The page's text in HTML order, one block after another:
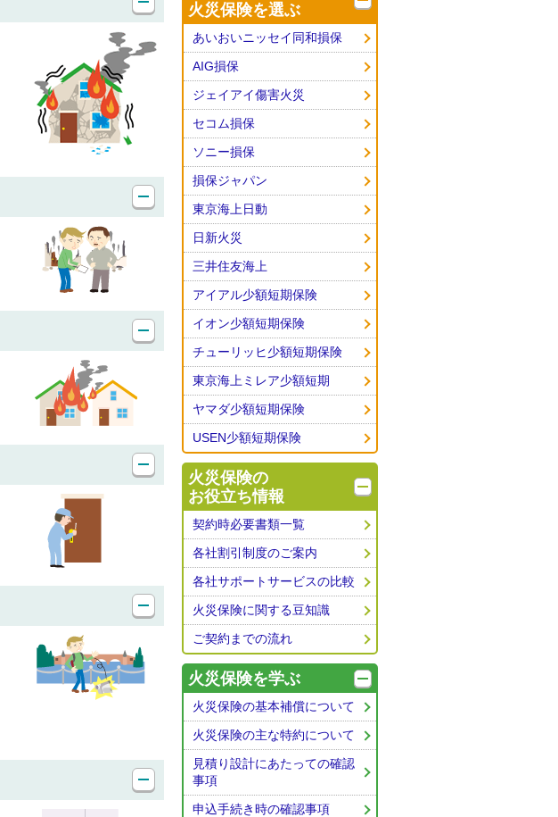
火災保険を選ぶ
あいおいニッセイ同和損保
AIG損保
ジェイアイ傷害火災
セコム損保
ソニー損保
損保ジャパン
東京海上日動
日新火災
三井住友海上
アイアル少額短期保険
イオン少額短期保険
チューリッヒ少額短期保険
東京海上ミレア少額短期
ヤマダ少額短期保険
USEN少額短期保険
火災保険の
お役立ち情報
契約時必要書類一覧
各社割引制度のご案内
各社サポートサービスの比較
火災保険に関する豆知識
ご契約までの流れ
火災保険を学ぶ
火災保険の基本補償について
火災保険の主な特約について
見積り設計にあたっての確認
事項
申込手続き時の確認事項